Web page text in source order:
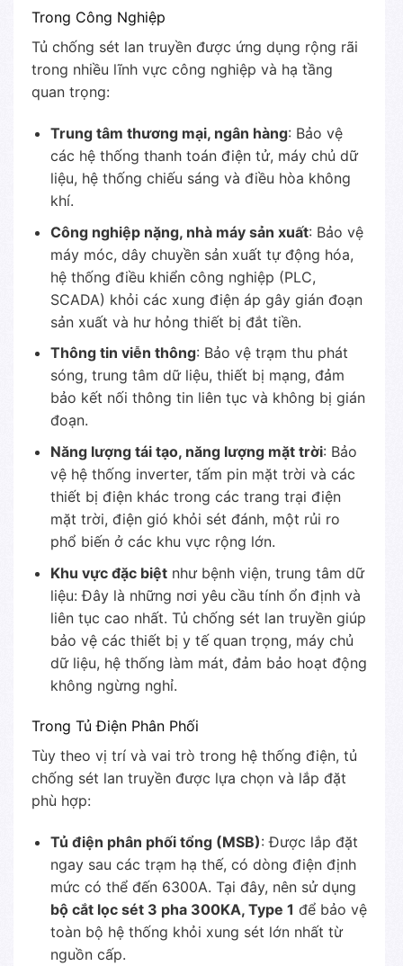
Trong Công Nghiệp
Tủ chống sét lan truyền được ứng dụng rộng rãi
trong nhiều lĩnh vực công nghiệp và hạ tầng
quan trọng:
Trung tâm thương mại, ngân hàng: Bảo vệ
các hệ thống thanh toán điện tử, máy chủ dữ
liệu, hệ thống chiếu sáng và điều hòa không
khí.
Công nghiệp nặng, nhà máy sản xuất: Bảo vệ
máy móc, dây chuyền sản xuất tự động hóa,
hệ thống điều khiển công nghiệp (PLC,
SCADA) khỏi các xung điện áp gây gián đoạn
sản xuất và hư hỏng thiết bị đắt tiền.
Thông tin viễn thông: Bảo vệ trạm thu phát
sóng, trung tâm dữ liệu, thiết bị mạng, đảm
bảo kết nối thông tin liên tục và không bị gián
đoạn.
Năng lượng tái tạo, năng lượng mặt trời: Bảo
vệ hệ thống inverter, tấm pin mặt trời và các
thiết bị điện khác trong các trang trại điện
mặt trời, điện gió khỏi sét đánh, một rủi ro
phổ biến ở các khu vực rộng lớn.
Khu vực đặc biệtnhư bệnh viện, trung tâm dữ
liệu: Đây là những nơi yêu cầu tính ổn định và
liên tục cao nhất. Tủ chống sét lan truyền giúp
bảo vệ các thiết bị y tế quan trọng, máy chủ
dữ liệu, hệ thống làm mát, đảm bảo hoạt động
không ngừng nghỉ.
Trong Tủ Điện Phân Phối
Tùy theo vị trí và vai trò trong hệ thống điện, tủ
chống sét lan truyền được lựa chọn và lắp đặt
phù hợp:
Tủ điện phân phối tổng (MSB): Được lắp đặt
ngay sau các trạm hạ thế, có dòng điện định
mức có thể đến 6300A. Tại đây, nên sử dụng
bộ cắt lọc sét 3 pha 300KA, Type 1 để bảo vệ
toàn bộ hệ thống khỏi xung sét lớn nhất từ
nguồn cấp.